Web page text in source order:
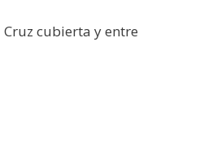
cubierta y entre